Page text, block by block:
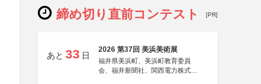
締め切り直前コンテスト [PR]
あと 33 日
2026 第37回 美浜美術展
福井県美浜町、美浜町教育委員
会、福井新聞社、関西電力株式会